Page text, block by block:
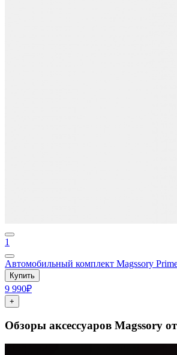
1
Автомобильный комплект Magssory
Купить
9 990₽
+
Обзоры аксессуаров Magssory